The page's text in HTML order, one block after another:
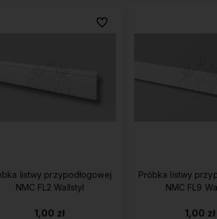
listwy przypodłogowej
NMC FL2 Wallstyl
1,00 zł
Do ulubionych
Próbka listwy
NMC FL9
1,00 zł